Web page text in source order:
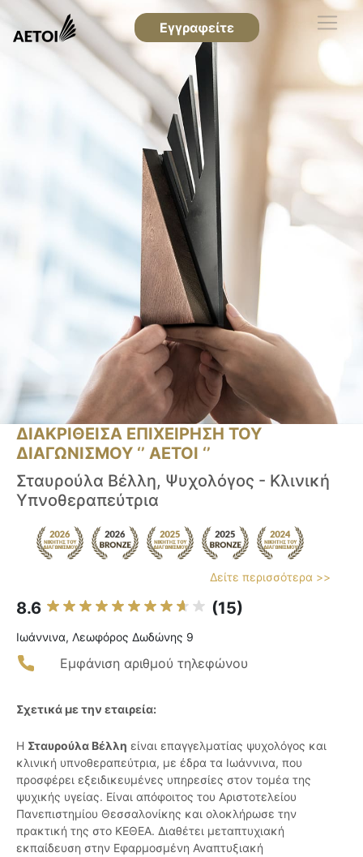
Εγγραφείτε
ΔΙΑΚΡΙΘΕΙΣΑ ΕΠΙΧΕΙΡΗΣΗ ΤΟΥ
ΔΙΑΓΩΝΙΣΜΟΥ ‘’ ΑΕΤΟΙ ‘’
Σταυρούλα Βέλλη, Ψυχολόγος - Κλινική
Υπνοθεραπεύτρια
Δείτε περισσότερα >>
8.6 (15)
Ιωάννινα, Λεωφόρος Δωδώνης 9
Εμφάνιση αριθμού τηλεφώνου
Σχετικά με την εταιρεία:
Η Σταυρούλα Βέλλη είναι επαγγελματίας ψυχολόγος και
κλινική υπνοθεραπεύτρια, με έδρα τα Ιωάννινα, που
προσφέρει εξειδικευμένες υπηρεσίες στον τομέα της
ψυχικής υγείας. Είναι απόφοιτος του Αριστοτελείου
Πανεπιστημίου Θεσσαλονίκης και ολοκλήρωσε την
πρακτική της στο ΚΕΘΕΑ. Διαθέτει μεταπτυχιακή
εκπαίδευση στην Εφαρμοσμένη Αναπτυξιακή